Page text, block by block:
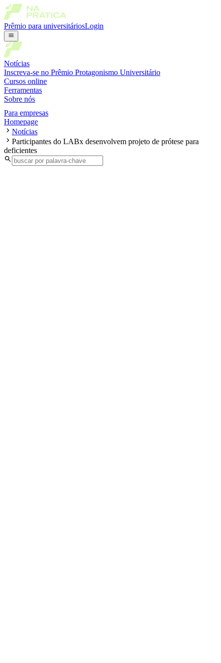
Prêmio para universitáriosLogin
Notícias
Inscreva-se no Prêmio Protagonismo Universitário
Cursos online
Ferramentas
Sobre nós
Para empresas
Homepage
Notícias
Participantes do LABx desenvolvem projeto de prótese para
deficientes